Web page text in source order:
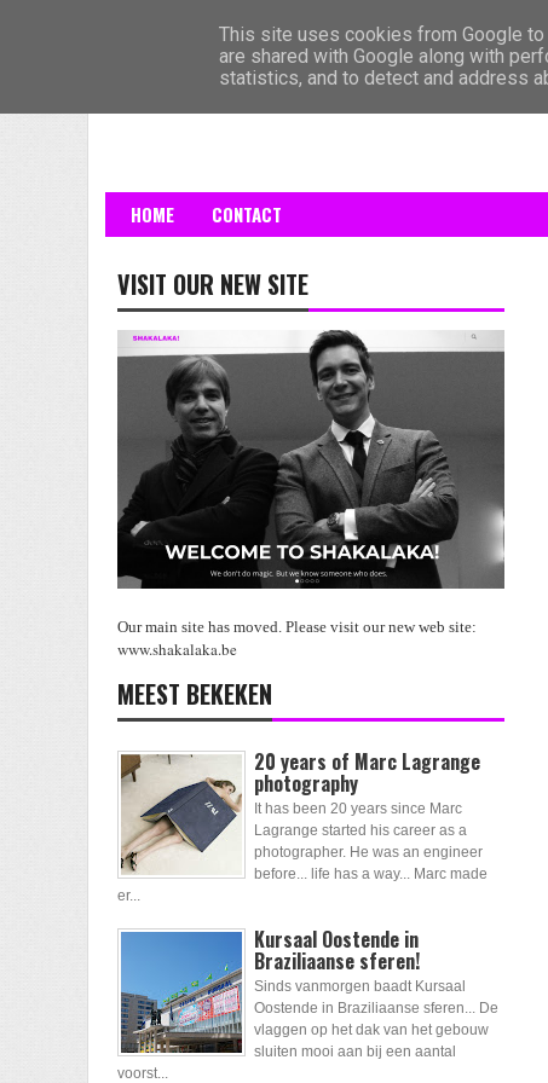
HOME CONTACT
VISIT OUR NEW SITE
Our main site has moved. Please visit our new web site:
www.shakalaka.be
MEEST BEKEKEN
20 years of Marc Lagrange
photography
It has been 20 years since Marc
Lagrange started his career as a
photographer. He was an engineer
before... life has a way... Marc made
er...
Kursaal Oostende in
Braziliaanse sferen!
Sinds vanmorgen baadt Kursaal
Oostende in Braziliaanse sferen... De
vlaggen op het dak van het gebouw
sluiten mooi aan bij een aantal
voorst...
This site uses cookies from Google
are shared with Google along with
statistics, and to detect and address